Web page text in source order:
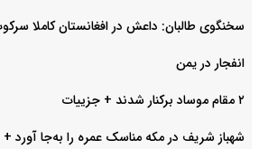
سخنگوی طالبان: داعش در افغانستان کاملا
انفجار در یمن
۲ مقام موساد برکنار شدند + جزییات
شهباز شریف در مکه مناسک عمره را به‌جا آورد +